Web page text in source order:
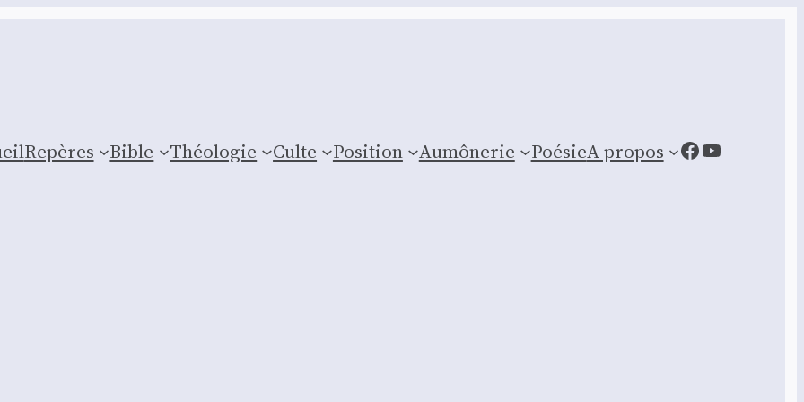
Repères Bible Théologie Culte Posi­tion Aumônerie PoésieA propos Facebook
YouTube